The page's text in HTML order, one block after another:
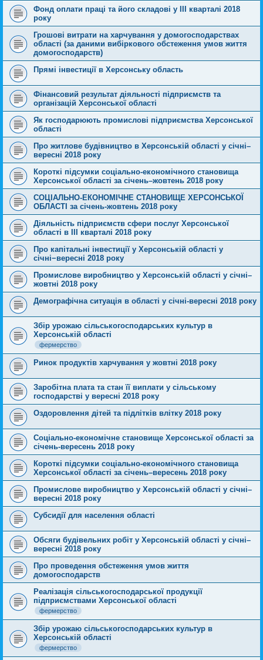
Фонд оплати праці та його складові у ІІІ кварталі 2018
року
Грошові витрати на харчування у домогосподарствах
області (за даними вибіркового обстеження умов життя
домогосподарств)
Прямі інвестиції в Херсонську область
Фінансовий результат діяльності підприємств та
організацій Херсонської області
Як господарюють промислові підприємства Херсонської
області
Про житлове будівництво в Херсонській області у січні–
вересні 2018 року
Короткі підсумки соціально-економічного становища
Херсонської області за січень–жовтень 2018 року
СОЦІАЛЬНО-ЕКОНОМІЧНЕ СТАНОВИЩЕ ХЕРСОНСЬКОЇ
ОБЛАСТІ за січень-жовтень 2018 року
Діяльність підприємств сфери послуг Херсонської
області в ІІІ кварталі 2018 року
Про капітальні інвестиції у Херсонській області у
січні−вересні 2018 року
Промислове виробництво у Херсонській області у січні–
жовтні 2018 року
Демографічна ситуація в області у січні-вересні 2018 року
Збір урожаю сільськогосподарських культур в
Херсонській області
фермерство
Ринок продуктів харчування у жовтні 2018 року
Заробітна плата та стан її виплати у сільському
господарстві у вересні 2018 року
Оздоровлення дітей та підлітків влітку 2018 року
Соціально-економічне становище Херсонської області за
січень-вересень 2018 року
Короткі підсумки соціально-економічного становища
Херсонської області за січень–вересень 2018 року
Промислове виробництво у Херсонській області у січні–
вересні 2018 року
Субсидії для населення області
Обсяги будівельних робіт у Херсонській області у січні–
вересні 2018 року
Про проведення обстеження умов життя
домогосподарств
Реалізація сільськогосподарської продукції
підприємствами Херсонської області
фермерство
Збір урожаю сільськогосподарських культур в
Херсонській області
фермерство